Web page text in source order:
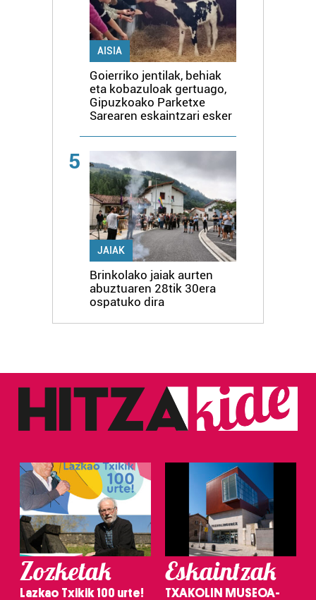
AISIA
Goierriko jentilak, behiak
eta kobazuloak gertuago,
Gipuzkoako Parketxe
Sarearen eskaintzari esker
5
JAIAK
Brinkolako jaiak aurten
abuztuaren 28tik 30era
ospatuko dira
Zozketak
Lazkao Txikik 100 urte!
Eskaintzak
TXAKOLIN MUSEOA-